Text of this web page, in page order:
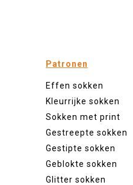
Patronen
Effen sokken
Kleurrijke sokken
Sokken met print
Gestreepte sokken
Gestipte sokken
Geblokte sokken
Glitter sokken